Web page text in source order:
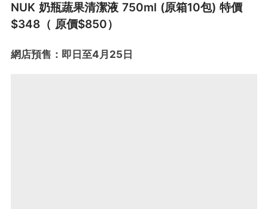
NUK 奶瓶蔬果清潔液 750ml (原箱10包) 特價
$348（ 原價$850）
網店預售：即日至4月25日